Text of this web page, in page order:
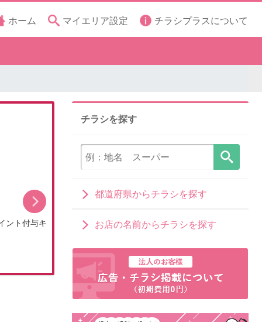
ホーム マイエリア設定 チラシプラスについて
ント付与キ
8月のDCMブランドイチオシ商品
チラシを探す
都道府県からチラシを探す
お店の名前からチラシを探す